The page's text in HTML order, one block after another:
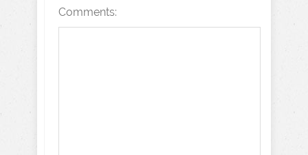
Comments: